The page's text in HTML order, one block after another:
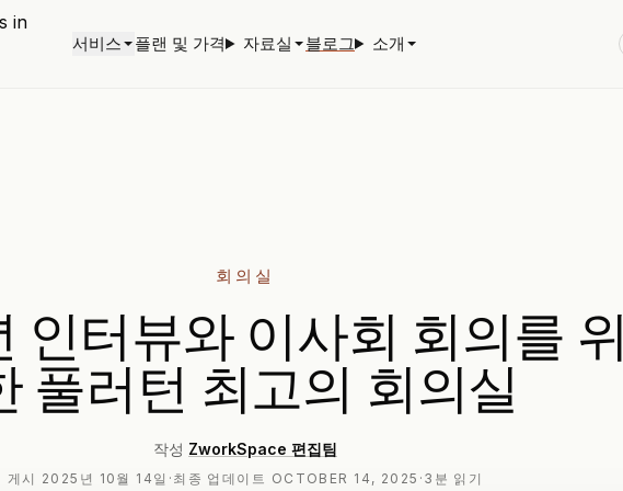
서비스 플랜 및 가격 자료실 블로그 소개
회의실
인터뷰와 이사회 회의를 위
풀러턴 최고의 회의실
작성 ZworkSpace 편집팀
게시 2025년 10월 14일 · 최종 업데이트 OCTOBER 14, 2025 · 3분 읽기